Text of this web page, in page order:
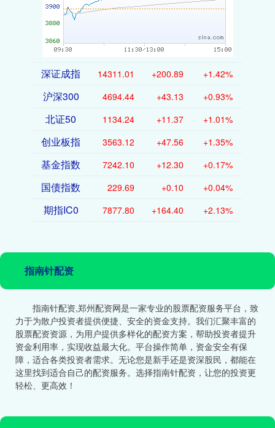
深证成指 14311.01 +200.89 +1.42%
沪深300 4694.44 +43.13 +0.93%
北证50 1134.24 +11.37 +1.01%
创业板指 3563.12 +47.56 +1.35%
基金指数 7242.10 +12.30 +0.17%
国债指数 229.69 +0.10 +0.04%
期指IC0 7877.80 +164.40 +2.13%
指南针配资
指南针配资,郑州配资网是一家专业的股票配资服务平台，致
力于为散户投资者提供便捷、安全的资金支持。我们汇聚丰富的
股票配资资源，为用户提供多样化的配资方案，帮助投资者提升
资金利用率，实现收益最大化。平台操作简单，资金安全有保
障，适合各类投资者需求。无论您是新手还是资深股民，都能在
这里找到适合自己的配资服务。选择指南针配资，让您的投资更
轻松、更高效！